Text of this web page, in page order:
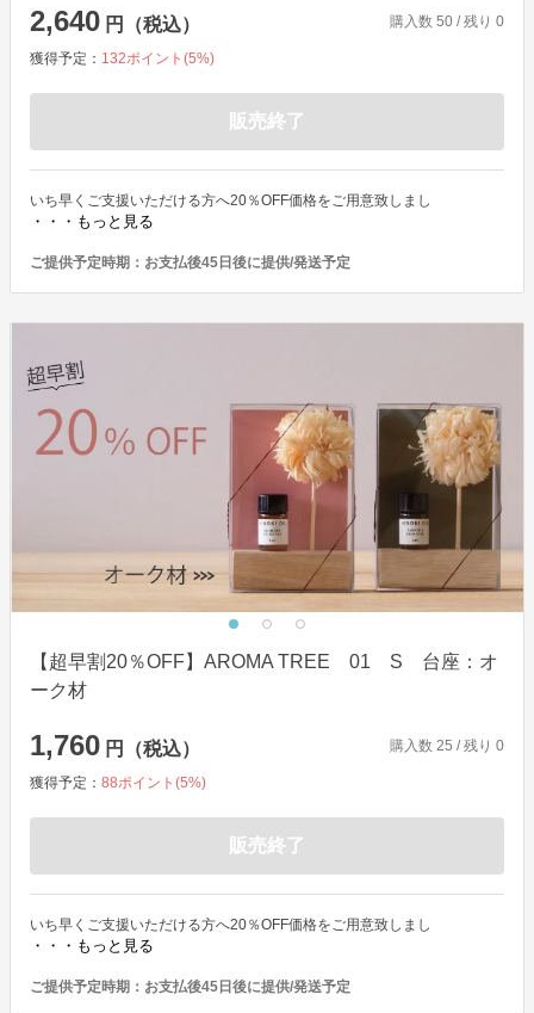
2,640 円（税込） 購入数 50 / 残り 0
獲得予定： 132ポイント(5%)
販売終了
いち早くご支援いただける方へ20％OFF価格をご用意致しまし
・・・もっと見る
ご提供予定時期： お支払後45日後に提供/発送予定
【超早割20％OFF】AROMA TREE 01 S 台座：オ
ーク材
1,760 円（税込） 購入数 25 / 残り 0
獲得予定： 88ポイント(5%)
販売終了
いち早くご支援いただける方へ20％OFF価格をご用意致しまし
・・・もっと見る
ご提供予定時期： お支払後45日後に提供/発送予定